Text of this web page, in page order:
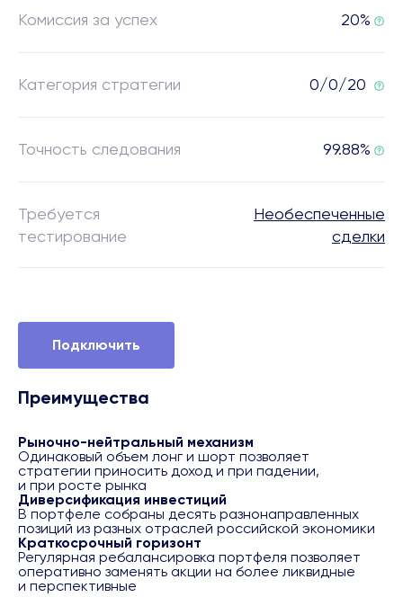
Комиссия за успех 20%
Категория стратегии 0/0/20
Точность следования 99.88%
Требуется
тестирование
Необеспеченные
сделки
Подключить
Преимущества
Рыночно-нейтральный механизм
Одинаковый объем лонг и шорт позволяет
стратегии приносить доход и при падении,
и при росте рынка
Диверсификация инвестиций
В портфеле собраны десять разнонаправленных
позиций из разных отраслей российской экономики
Краткосрочный горизонт
Регулярная ребалансировка портфеля позволяет
оперативно заменять акции на более ликвидные
и перспективные